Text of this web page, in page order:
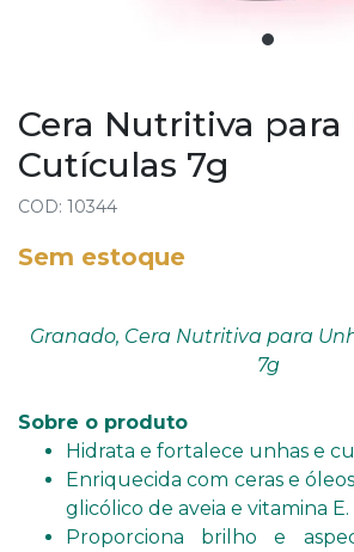
Cera Nutritiva para
Cutículas 7g
COD: 10344
Sem estoque
Granado, Cera Nutritiva para
7g
Sobre o produto
Hidrata e fortalece unhas e
Enriquecida com ceras e
glicólico de aveia e vitamina E.
Proporciona brilho e